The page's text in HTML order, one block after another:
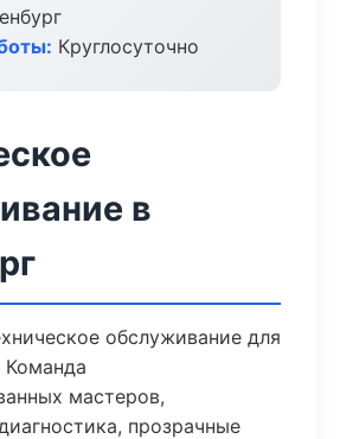
Круглосуточно
в
обслуживание для
мастеров,
прозрачные